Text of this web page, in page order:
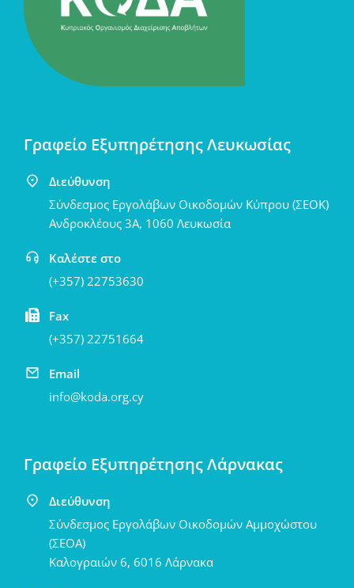
Γραφείο Εξυπηρέτησης Λευκωσίας
Διεύθυνση
Σύνδεσμος Εργολάβων Οικοδομών Κύπρου (ΣΕΟΚ)
Ανδροκλέους 3Α, 1060 Λευκωσία
Καλέστε στο
(+357) 22753630
Fax
(+357) 22751664
Email
info@koda.org.cy
Γραφείο Εξυπηρέτησης Λάρνακας
Διεύθυνση
Σύνδεσμος Εργολάβων Οικοδομών Αμμοχώστου
(ΣΕΟΑ)
Καλογραιών 6, 6016 Λάρνακα